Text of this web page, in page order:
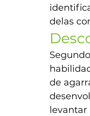
delas
de
levantar